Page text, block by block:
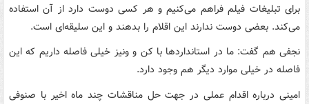
برای تبلیغات فیلم فراهم می‌کنیم و هر کسی دوست دارد از آن استفاده
می‌کند. بعضی دوست ندارند این اقلام را بدهند و این سلیقه‌ای است.
نجفی هم گفت: ما در استانداردها با کن و ونیز خیلی فاصله داریم که این
فاصله در خیلی موارد دیگر هم وجود دارد.
امینی درباره اقدام عملی در جهت حل مناقشات چند ماه اخیر با صنوفی